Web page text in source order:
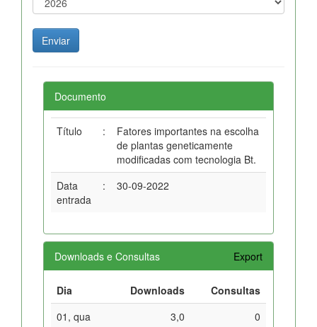
Documento
Título :
Fatores importantes na escolha
de plantas geneticamente
modificadas com tecnologia Bt.
Data
entrada
: 30-09-2022
Downloads e Consultas Export
Dia Downloads
Consultas
01, qua
3,0
0